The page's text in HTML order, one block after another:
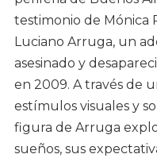
testimonio de Mónica
Luciano Arruga, un
asesinado y
en 2009. A través de
estímulos visuales y
figura de Arruga
sueños, sus